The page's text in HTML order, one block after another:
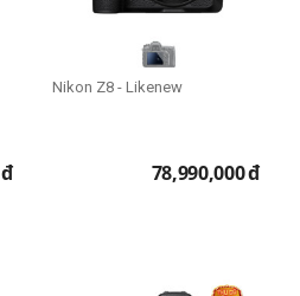
đ
Nikon Z8 - Likenew
78,990,000đ